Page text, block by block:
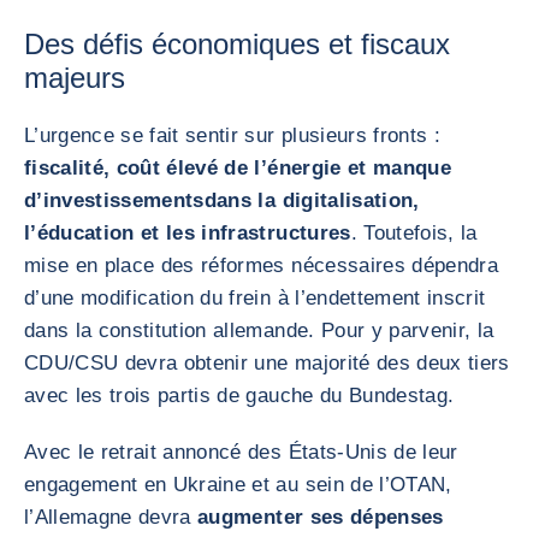
Des défis économiques et fiscaux
majeurs
L’urgence se fait sentir sur plusieurs fronts :
fiscalité, coût élevé de l’énergie et manque
d’investissementsdans la digitalisation,
l’éducation et les infrastructures. Toutefois, la
mise en place des réformes nécessaires dépendra
d’une modification du frein à l’endettement inscrit
dans la constitution allemande. Pour y parvenir, la
CDU/CSU devra obtenir une majorité des deux tiers
avec les trois partis de gauche du Bundestag.
Avec le retrait annoncé des États-Unis de leur
engagement en Ukraine et au sein de l’OTAN,
l’Allemagne devraaugmenter ses dépenses